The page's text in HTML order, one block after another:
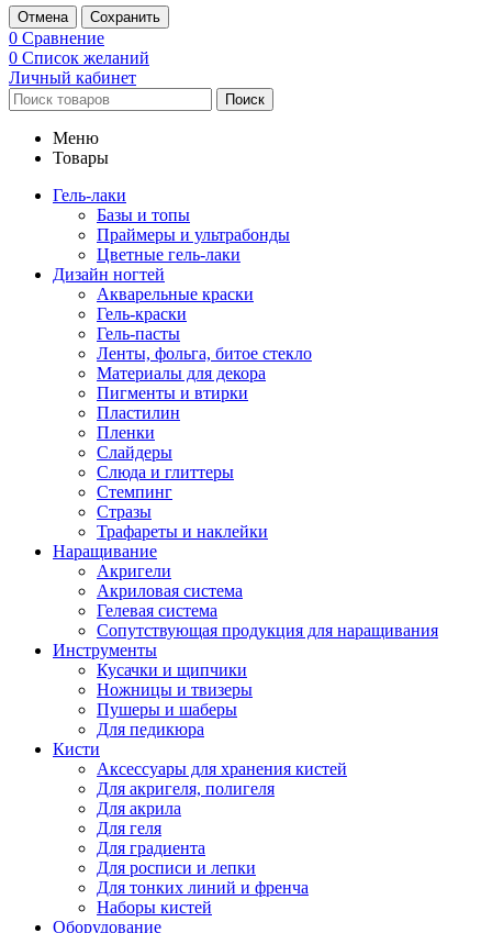
Отмена Сохранить
0 Сравнение
0 Список желаний
Личный кабинет
Поиск
Меню
Товары
Гель-лаки
Базы и топы
Праймеры и ультрабонды
Цветные гель-лаки
Дизайн ногтей
Акварельные краски
Гель-краски
Гель-пасты
Ленты, фольга, битое стекло
Материалы для декора
Пигменты и втирки
Пластилин
Пленки
Слайдеры
Слюда и глиттеры
Стемпинг
Стразы
Трафареты и наклейки
Наращивание
Акригели
Акриловая система
Гелевая система
Сопутствующая продукция для наращивания
Инструменты
Кусачки и щипчики
Ножницы и твизеры
Пушеры и шаберы
Для педикюра
Кисти
Аксессуары для хранения кистей
Для акригеля, полигеля
Для акрила
Для геля
Для градиента
Для росписи и лепки
Для тонких линий и френча
Наборы кистей
Оборудование